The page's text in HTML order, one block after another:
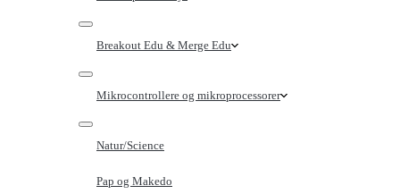
Breakout Edu & Merge Edu
Mikrocontrollere og mikroprocessorer
Natur/Science
Pap og Makedo